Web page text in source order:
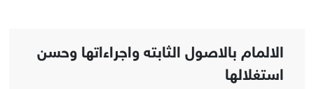
الالمام بالاصول الثابته واجراءاتها وحسن
استغلالها